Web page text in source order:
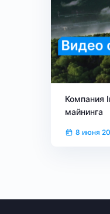
Компания
майнинга
8 июня